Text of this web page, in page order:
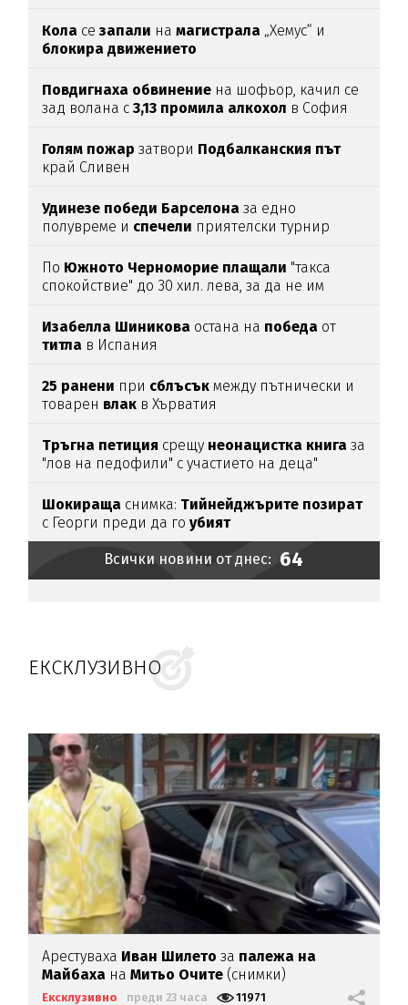
Кола сезапали намагистрала „Хемус“ и
блокира движението
Повдигнаха обвинение на шофьор, качил се
зад волана с3,13 промила алкохол в София
Голям пожар затвори Подбалканския път
край Сливен
Удинезе победи Барселона за едно
полувреме и спечели приятелски турнир
По Южното Черноморие плащали "такса
спокойствие" до 30 хил. лева, за да не им
Изабелла Шиникова остана на победа от
титла в Испания
25 ранени при сблъсък между пътнически и
товарен влак в Хърватия
Тръгна петиция срещу неонацистка книга за
"лов на педофили" с участието на деца"
Шокираща снимка: Тийнейджърите позират
с Георги преди да гоубият
Всички новини от днес: 64
ЕКСКЛУЗИВНО
Арестуваха Иван Шилетоза палежа на
Майбаха наМитьо Очите (снимки)
Ексклузивно преди 23 часа 11971